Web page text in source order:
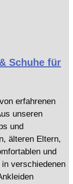
Schuhe für
erfahrenen
unseren
und
älteren Eltern,
und
verschiedenen